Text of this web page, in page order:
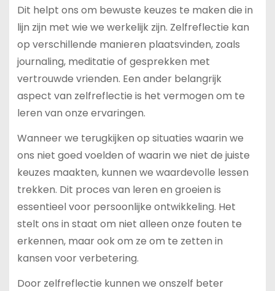
Dit helpt ons om bewuste keuzes te maken die in
lijn zijn met wie we werkelijk zijn. Zelfreflectie kan
op verschillende manieren plaatsvinden, zoals
journaling, meditatie of gesprekken met
vertrouwde vrienden. Een ander belangrijk
aspect van zelfreflectie is het vermogen om te
leren van onze ervaringen.
Wanneer we terugkijken op situaties waarin we
ons niet goed voelden of waarin we niet de juiste
keuzes maakten, kunnen we waardevolle lessen
trekken. Dit proces van leren en groeien is
essentieel voor persoonlijke ontwikkeling. Het
stelt ons in staat om niet alleen onze fouten te
erkennen, maar ook om ze om te zetten in
kansen voor verbetering.
Door zelfreflectie kunnen we onszelf beter